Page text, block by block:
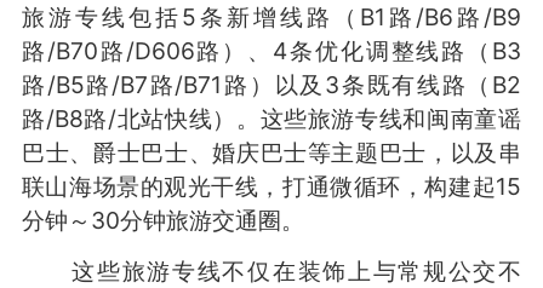
旅游专线包括5条新增线路（B1路/B6路/B9
路/B70路/D606路）、4条优化调整线路（B3
路/B5路/B7路/B71路）以及3条既有线路（B2
路/B8路/北站快线）。这些旅游专线和闽南童谣
巴士、爵士巴士、婚庆巴士等主题巴士，以及串
联山海场景的观光干线，打通微循环，构建起15
分钟～30分钟旅游交通圈。
这些旅游专线不仅在装饰上与常规公交不